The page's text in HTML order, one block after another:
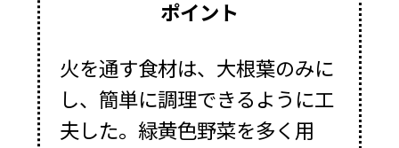
ポイント
火を通す食材は、大根葉のみに
し、簡単に調理できるように工
夫した。緑黄色野菜を多く用